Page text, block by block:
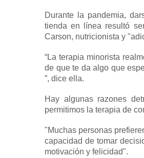
Durante la pandemia,
tienda en línea resultó
Carson, nutricionista y
“La terapia minorista
de que te da algo que
”, dice ella.
Hay algunas razones
permitimos la terapia de
"Muchas personas
capacidad de tomar
motivación y felicidad".